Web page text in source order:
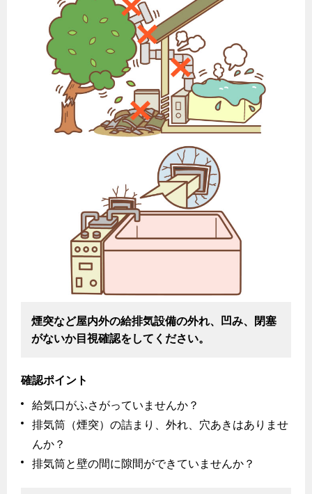
ガスコンロとIHクッキングヒーターの比較
安全性
ライフスタイルの変化に対応するエコジョーズ
ガス・電気併用住宅とオール電化住宅の比較
経済性、環境性、創エネ
ライフステージ別に比較する
30代
40代～50代
キッチン
ガスコンロ
オススメの商品一覧
最新ガスコンロの実力
レンジフード
オーブン・炊飯器
炊飯器
警報器
警報器
バスルーム
エコジョーズ
私たちのリフォーム
キッチンをリフォーム
バスルームをリフォーム
サニタリーをリフォーム
リフォーム事例紹介
3つのあんしん宣言
リフォームの流れ
補助金について
リフォームのお知らせ
ショールーム
リフォームについてのお問い合わせ
電力の自由化について
長野都市ガスのでんきのポイント
電気料金 長野都市ガスでんきプラン
都市ガスでんき 従量電灯Ｂ
都市ガスでんき 従量電灯Ｃ
都市ガスでんき 低圧電力
電気料金の計算について
ご請求とお支払い
電気料金のシミュレーション
お申込み
停電時の対応
よくあるご質問
Chef Ropia's JOYFUL CUISINE
エコ・クッキング
料理教室レンタル
法人のお客様へ
お知らせ
お問合わせ・資料請求 ショールーム
情報誌 企業情報
採用情報
煙突など屋内外の給排気設備の外れ、凹み、閉塞
がないか目視確認をしてください。
確認ポイント
給気口がふさがっていませんか？
排気筒（煙突）の詰まり、外れ、穴あきはありませ
んか？
排気筒と壁の間に隙間ができていませんか？